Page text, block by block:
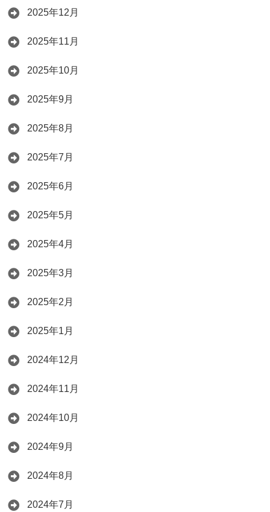
2025年12月
2025年11月
2025年10月
2025年9月
2025年8月
2025年7月
2025年6月
2025年5月
2025年4月
2025年3月
2025年2月
2025年1月
2024年12月
2024年11月
2024年10月
2024年9月
2024年8月
2024年7月